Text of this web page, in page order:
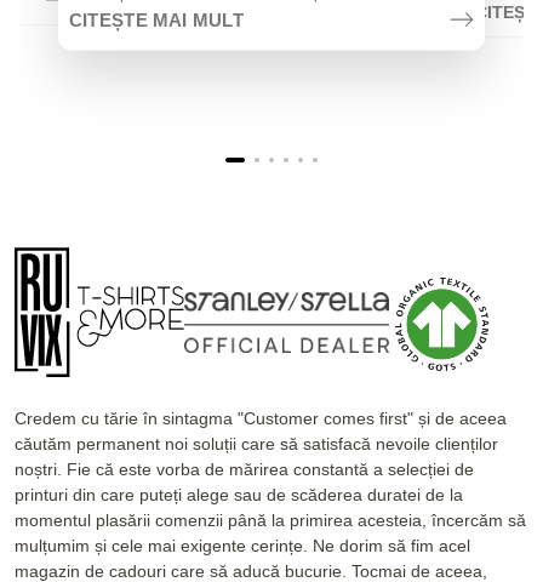
CITEȘTE MAI MULT
Credem cu tărie în sintagma "Customer comes first" și de aceea
căutăm permanent noi soluții care să satisfacă nevoile clienților
noștri. Fie că este vorba de mărirea constantă a selecției de
printuri din care puteți alege sau de scăderea duratei de la
momentul plasării comenzii până la primirea acesteia, încercăm să
mulțumim și cele mai exigente cerințe. Ne dorim să fim acel
magazin de cadouri care să aducă bucurie. Tocmai de aceea,